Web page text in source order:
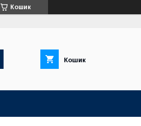
Кошик
Кошик